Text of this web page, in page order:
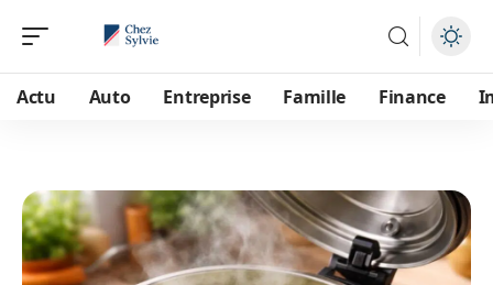
Actu Auto Entreprise Famille Finance